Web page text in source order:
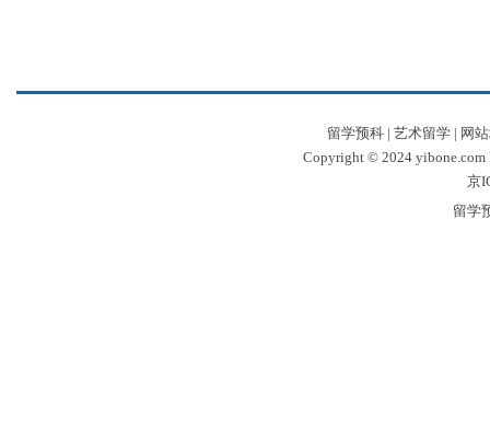
留学预科| 艺术留学| 网
Copyright © 2024 yibone.com
京
留学